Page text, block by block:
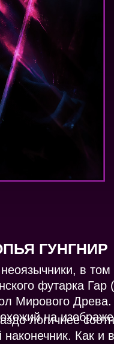
логичнее
наконечник. Как
в
футарка
Мирового
на
ГУНГНИР